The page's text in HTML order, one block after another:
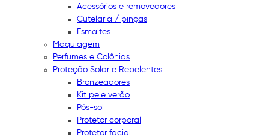
Acessórios e removedores
Cutelaria / pinças
Esmaltes
Maquiagem
Perfumes e Colônias
Proteção Solar e Repelentes
Bronzeadores
Kit pele verão
Pós-sol
Protetor corporal
Protetor facial